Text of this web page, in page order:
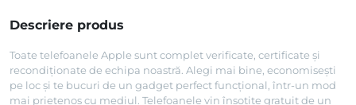
Descriere produs
Toate telefoanele Apple sunt complet verificate, certificate și
recondiționate de echipa noastră. Alegi mai bine, economisești
pe loc și te bucuri de un gadget perfect funcțional, într-un mod
mai prietenos cu mediul. Telefoanele vin însoțite gratuit de un